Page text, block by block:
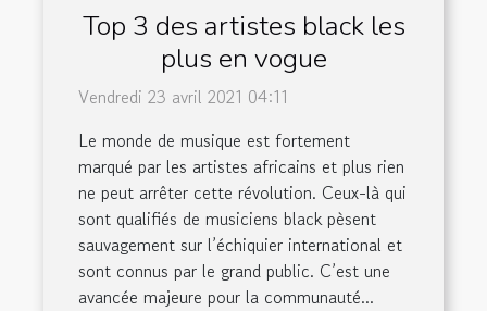
Top 3 des artistes black les
plus en vogue
Vendredi 23 avril 2021 04:11
Le monde de musique est fortement
marqué par les artistes africains et plus rien
ne peut arrêter cette révolution. Ceux-là qui
sont qualifiés de musiciens black pèsent
sauvagement sur l’échiquier international et
sont connus par le grand public. C’est une
avancée majeure pour la communauté...